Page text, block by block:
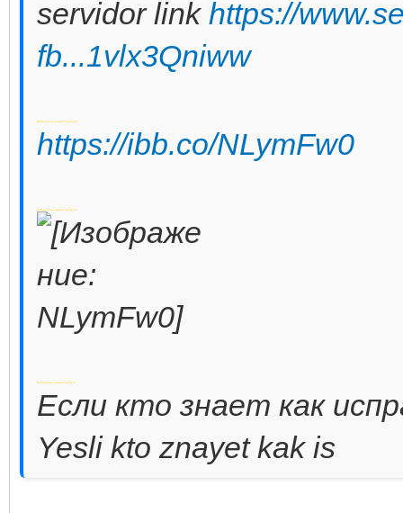
servidor link https://
fb...1vlx3Qniww
Добавлено через 50 секунд
https://ibb.co/NLymFw0
Добавлено через 1 минуту
Добавлено через 7 минут
Если кто знает как
Yesli kto znayet kak is